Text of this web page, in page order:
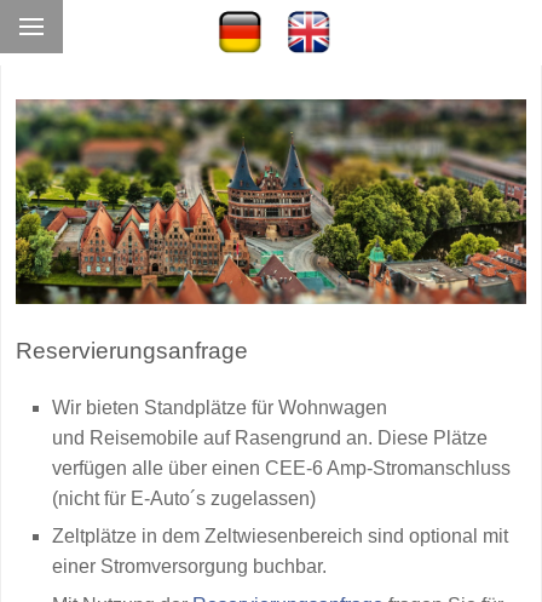
Reservierungsanfrage
Wir bieten Standplätze für Wohnwagen
und Reisemobile auf Rasengrund an. Diese Plätze
verfügen alle über einen CEE-6 Amp-Stromanschluss
(nicht für E-Auto´s zugelassen)
Zeltplätze in dem Zeltwiesenbereich sind optional mit
einer Stromversorgung buchbar.